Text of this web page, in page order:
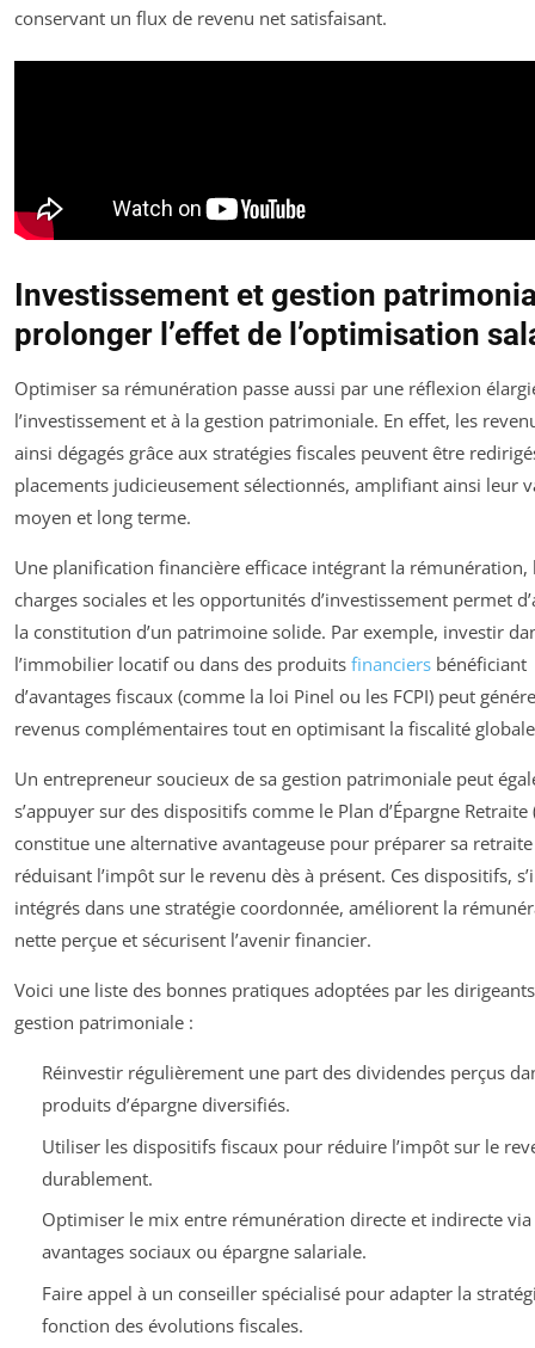
conservant un flux de revenu net satisfaisant.
Investissement et gestion
prolonger l’effet de l’optimisation
Optimiser sa rémunération passe aussi par une réflexion
l’investissement et à la gestion patrimoniale. En effet, les
ainsi dégagés grâce aux stratégies fiscales peuvent être
placements judicieusement sélectionnés, amplifiant ainsi leur
moyen et long terme.
Une planification financière efficace intégrant la rémunération,
charges sociales et les opportunités d’investissement permet
la constitution d’un patrimoine solide. Par exemple, investir
l’immobilier locatif ou dans des produits financiers bénéficiant
d’avantages fiscaux (comme la loi Pinel ou les FCPI) peut
revenus complémentaires tout en optimisant la fiscalité
Un entrepreneur soucieux de sa gestion patrimoniale peut
s’appuyer sur des dispositifs comme le Plan d’Épargne Retraite
constitue une alternative avantageuse pour préparer sa
réduisant l’impôt sur le revenu dès à présent. Ces dispositifs,
intégrés dans une stratégie coordonnée, améliorent la
nette perçue et sécurisent l’avenir financier.
Voici une liste des bonnes pratiques adoptées par les
gestion patrimoniale :
Réinvestir régulièrement une part des dividendes perçus
produits d’épargne diversifiés.
Utiliser les dispositifs fiscaux pour réduire l’impôt sur le
durablement.
Optimiser le mix entre rémunération directe et indirecte via
avantages sociaux ou épargne salariale.
Faire appel à un conseiller spécialisé pour adapter la
fonction des évolutions fiscales.